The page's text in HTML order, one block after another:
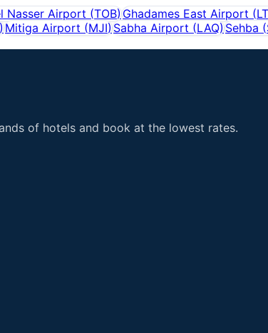
Nasser Airport (TOB)Ghadames East Airport (
) Mitiga Airport (MJI) Sabha Airport (LAQ) Sehba (
of hotels and book at the lowest rates.